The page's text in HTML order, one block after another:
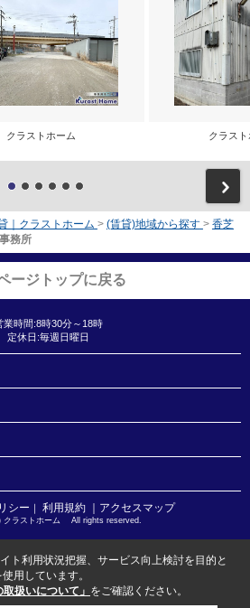
クラストホーム クラス
｜クラストホーム > (賃貸)地域から探す > 香芝
務所
ージトップに戻る
業時間:8時30分～18時
定休日:毎週日曜日
シー 利用規約 ｜アクセスマップ
クラストホーム All rights reserved.
ト利用状況把握、サービス向上検討を目的と
用しています。
取扱いについて」 をご確認ください。